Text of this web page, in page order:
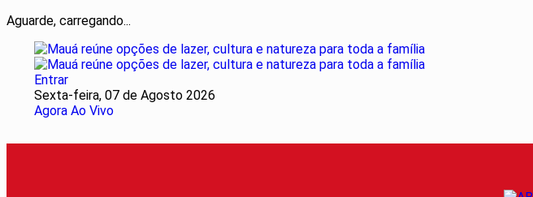
Aguarde, carregando...
Entrar
Sexta-feira, 07 de Agosto 2026
Agora Ao Vivo